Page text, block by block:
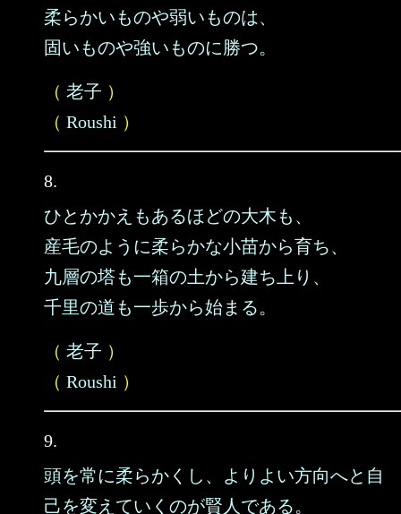
柔らかいものや弱いものは、
固いものや強いものに勝つ。
（ 老子 ）
（ Roushi ）
8.
ひとかかえもあるほどの大木も、
産毛のように柔らかな小苗から育ち、
九層の塔も一箱の土から建ち上り、
千里の道も一歩から始まる。
（ 老子 ）
（ Roushi ）
9.
頭を常に柔らかくし、よりよい方向へと自
己を変えていくのが賢人である。